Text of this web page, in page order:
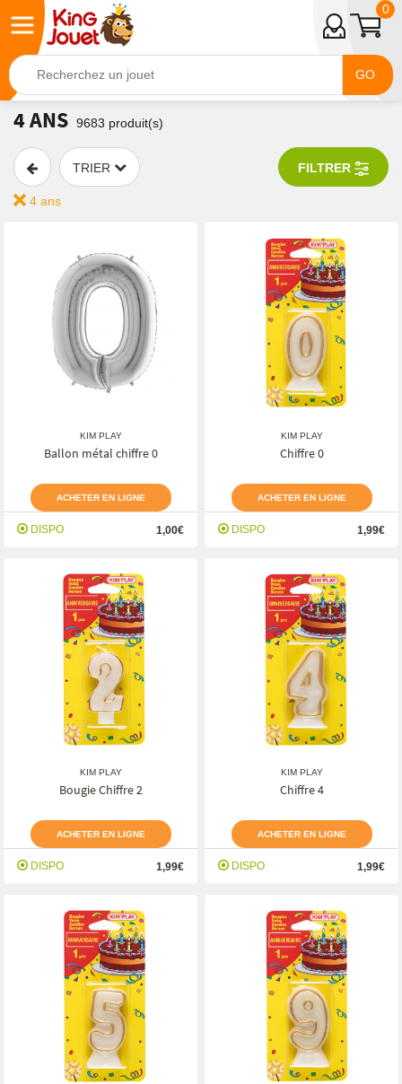
GO
0
4 ANS 9683 produit(s)
TRIER FILTRER
4 ans
KIM PLAY
Ballon métal chiffre 0
ACHETER EN LIGNE
DISPO 1,00€
KIM PLAY
Chiffre 0
ACHETER EN LIGNE
DISPO 1,99€
KIM PLAY
Bougie Chiffre 2
ACHETER EN LIGNE
DISPO 1,99€
KIM PLAY
Chiffre 4
ACHETER EN LIGNE
DISPO 1,99€